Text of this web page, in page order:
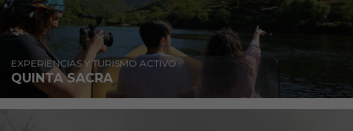
EXPERIENCIAS Y TURISMO ACTIVO
QUINTA SACRA